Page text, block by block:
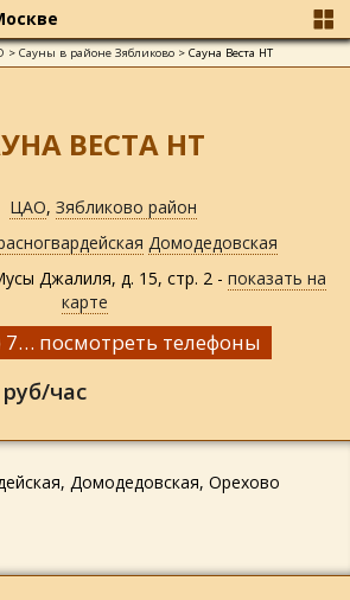
>Сауны в районе Зябликово >Сауна Веста НТ
ВЕСТА НТ
ЦАО, Зябликово район
Домодедовская
Джалиля, д. 15, стр. 2 - показать на
карте
48, (915) 297-08-08
посмотреть телефоны
час
Домодедовская, Орехово